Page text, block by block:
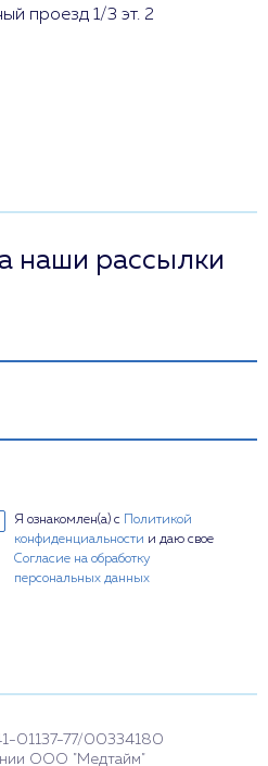
проезд 1/3 эт. 2
наши рассылки
Я ознакомлен(а) с
Политикой
конфиденциальности и даю свое
Согласие на обработку
персональных данных
01137-77/00334180
ООО "Медтайм"